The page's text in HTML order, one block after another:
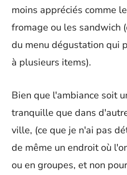
moins appréciés comme
fromage ou les sandwich
du menu dégustation qui
à plusieurs items).
Bien que l'ambiance soit
tranquille que dans
ville, (ce que je n'ai pas
de même un endroit où
ou en groupes, et non